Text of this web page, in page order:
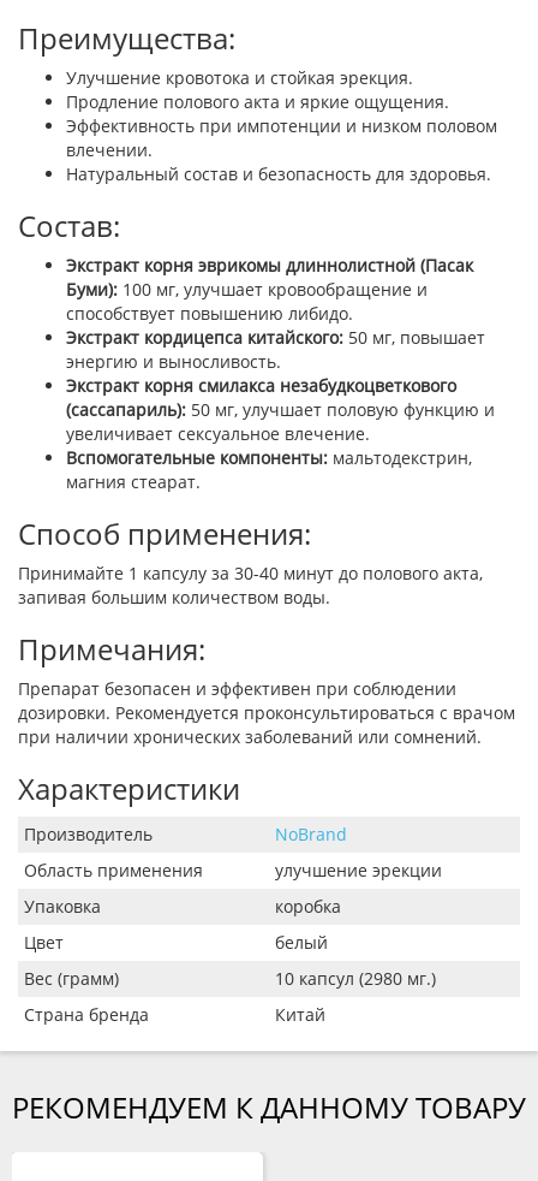
Преимущества:
Улучшение кровотока и стойкая эрекция.
Продление полового акта и яркие ощущения.
Эффективность при импотенции и низком половом
влечении.
Натуральный состав и безопасность для здоровья.
Состав:
Экстракт корня эврикомы длиннолистной (Пасак
Буми): 100 мг, улучшает кровообращение и
способствует повышению либидо.
Экстракт кордицепса китайского: 50 мг, повышает
энергию и выносливость.
Экстракт корня смилакса незабудкоцветкового
(сассапариль): 50 мг, улучшает половую функцию и
увеличивает сексуальное влечение.
Вспомогательные компоненты: мальтодекстрин,
магния стеарат.
Способ применения:
Принимайте 1 капсулу за 30-40 минут до полового акта,
запивая большим количеством воды.
Примечания:
Препарат безопасен и эффективен при соблюдении
дозировки. Рекомендуется проконсультироваться с врачом
при наличии хронических заболеваний или сомнений.
Характеристики
Производитель
NoBrand
Область применения
улучшение эрекции
Упаковка
коробка
Цвет
белый
Вес (грамм)
10 капсул (2980 мг.)
Страна бренда
Китай
РЕКОМЕНДУЕМ К ДАННОМУ ТОВАРУ